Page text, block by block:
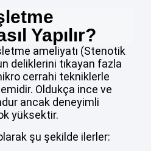
Yapılır?
ameliyatı (Stenotik
deliklerini tıkayan fazla
cerrahi tekniklerle
Oldukça ince ve
ancak deneyimli
yüksektir.
şu şekilde ilerler: